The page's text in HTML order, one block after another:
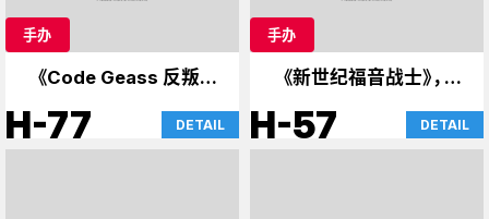
手办
《Code Geass 反叛的
鲁路修》、《斩服少女》、
《86》等
H-77 DETAIL
手办
《新世纪福音战士》，达
斯·维达的案例
H-57 DETAIL